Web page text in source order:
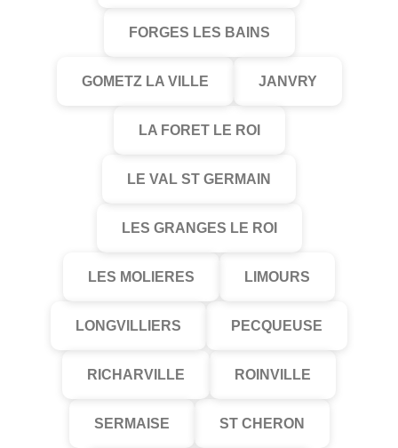
FORGES LES BAINS
GOMETZ LA VILLE JANVRY
LA FORET LE ROI
LE VAL ST GERMAIN
LES GRANGES LE ROI
LES MOLIERES LIMOURS
LONGVILLIERS PECQUEUSE
RICHARVILLE ROINVILLE
SERMAISE ST CHERON